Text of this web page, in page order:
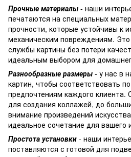
Прочные материалы - наши
печатаются на специальных
прочности, которые устойчивы к
механическим повреждениям. Это
службы картины без потери
идеальным выбором для
Разнообразные размеры - у нас в
картин, чтобы соответствовать
предпочтениям каждого клиента.
для создания коллажей, до
внимание произведений
идеальное сочетание для вашего
Простота установки - наши
поставляются с готовой для